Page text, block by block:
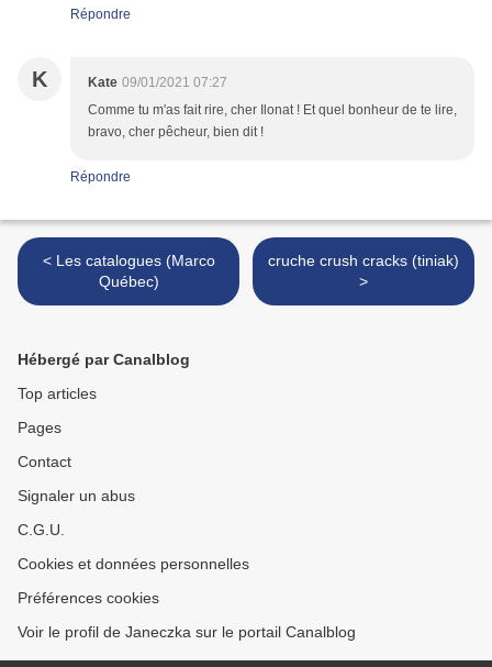
Répondre
K Kate 09/01/2021 07:27
Comme tu m'as fait rire, cher Ilonat ! Et quel bonheur de te lire,
bravo, cher pêcheur, bien dit !
Répondre
< Les catalogues (Marco
Québec)
cruche crush cracks (tiniak)
>
Hébergé par Canalblog
Top articles
Pages
Contact
Signaler un abus
C.G.U.
Cookies et données personnelles
Préférences cookies
Voir le profil de Janeczka sur le portail Canalblog